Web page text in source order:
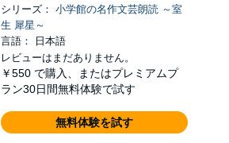
シリーズ： 小学館の名作文芸朗読 ～室
生 犀星～
言語： 日本語
レビューはまだありません。
￥550 で購入、またはプレミアムプ
ラン30日間無料体験で試す
無料体験を試す